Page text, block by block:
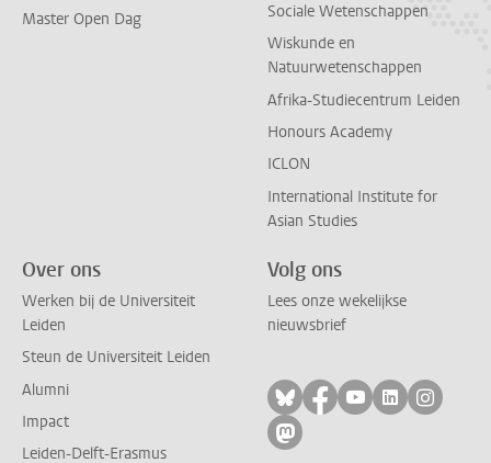
Master Open Dag
Sociale Wetenschappen
Wiskunde en
Natuurwetenschappen
Afrika-Studiecentrum Leiden
Honours Academy
ICLON
International Institute for
Asian Studies
Over ons
Werken bij de Universiteit
Leiden
Steun de Universiteit Leiden
Alumni
Impact
Leiden-Delft-Erasmus
Volg ons
Lees onze wekelijkse
nieuwsbrief
Volg ons op bluesky
Volg ons op
Volg ons op
Volg ons
Volg
Volg ons op mastodon